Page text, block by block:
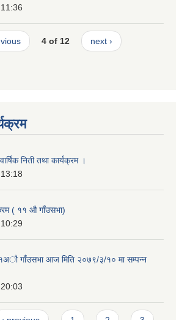
4 of 12 next ›
निती तथा कार्यक्रम ।
( ११ औ गाँउसभा)
गाँउसभा आज मिति २०७९/३/१० मा सम्पन्न